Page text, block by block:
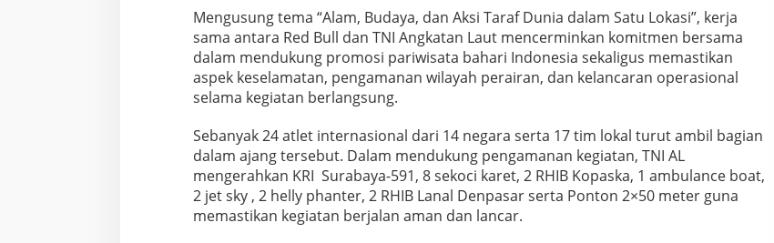
v
i
n
g
W
o
r
d
S
e
r
i
e
Mengusung tema “Alam, Budaya, dan Aksi Taraf Dunia dalam Satu Lokasi”, kerja
sama antara Red Bull dan TNI Angkatan Laut mencerminkan komitmen bersama
dalam mendukung promosi pariwisata bahari Indonesia sekaligus memastikan
aspek keselamatan, pengamanan wilayah perairan, dan kelancaran operasional
selama kegiatan berlangsung.
Sebanyak 24 atlet internasional dari 14 negara serta 17 tim lokal turut ambil bagian
dalam ajang tersebut. Dalam mendukung pengamanan kegiatan, TNI AL
mengerahkan KRI Surabaya-591, 8 sekoci karet, 2 RHIB Kopaska, 1 ambulance boat,
2 jet sky , 2 helly phanter, 2 RHIB Lanal Denpasar serta Ponton 2×50 meter guna
memastikan kegiatan berjalan aman dan lancar.